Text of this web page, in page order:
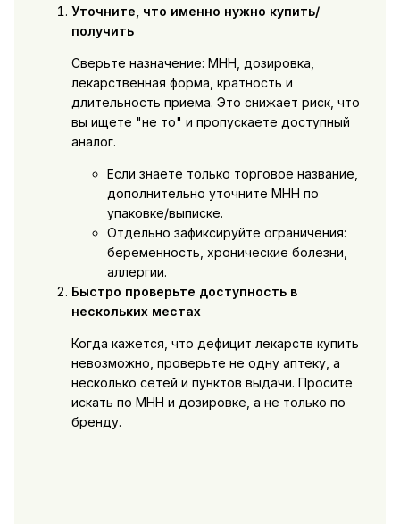
Уточните, что именно нужно купить/
получить
Сверьте назначение: МНН, дозировка,
лекарственная форма, кратность и
длительность приема. Это снижает риск, что
вы ищете "не то" и пропускаете доступный
аналог.
Если знаете только торговое название,
дополнительно уточните МНН по
упаковке/выписке.
Отдельно зафиксируйте ограничения:
беременность, хронические болезни,
аллергии.
Быстро проверьте доступность в
нескольких местах
Когда кажется, что дефицит лекарств купить
невозможно, проверьте не одну аптеку, а
несколько сетей и пунктов выдачи. Просите
искать по МНН и дозировке, а не только по
бренду.